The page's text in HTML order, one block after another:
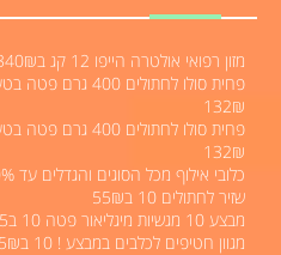
מזון רפואי אולטרה הייפו 12 קג ב340₪
132₪
132₪
כלובי אילוף מכל הסוגים והגדלים עד 40% הנחה
שזיר לחתולים 10 ב55₪
מבצע 10 מגשיות מיגליאור פטה 10 ב45 ₪
מגוון חטיפים לכלבים במבצע ! 10 ב75₪